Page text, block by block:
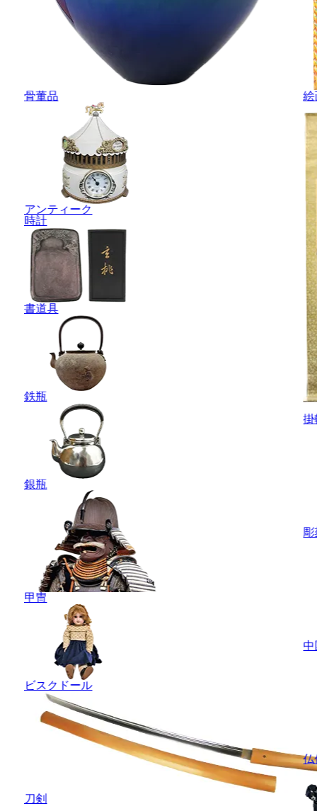
骨董品
アンティーク
時計
書道具
鉄瓶
銀瓶
甲冑
ビスクドール
刀剣
絵
掛
彫
中
仏